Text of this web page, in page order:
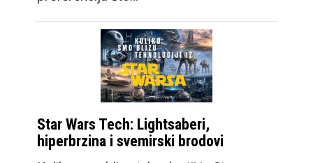
Star Wars Tech: Lightsaberi,
hiperbrzina i svemirski brodovi